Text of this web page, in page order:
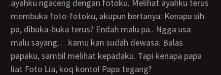
ayahku ngaceng dengan fotoku. Melihat ayahku terus
membuka foto-fotoku, akupun bertanya: Kenapa sih
pa, dibuka-buka terus? Endah malu pa.. Ngga usa
malu sayang… kamu kan sudah dewasa. Balas
papaku, sambil melihat kepadaku. Tapi kenapa papa
liat Foto Lia, koq kontol Papa tegang?